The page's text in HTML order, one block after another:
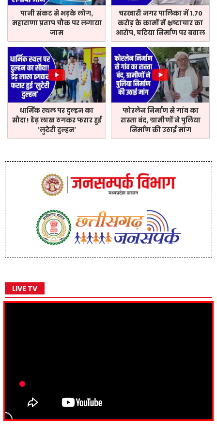
पानी संकट से भड़के लोग,
महाराणा प्रताप चौक पर लगाया
जाम
चरखारी नगर पालिका में 1.70
करोड़ के कामों में भ्रष्टाचार का
आरोप, घटिया निर्माण पर बवाल
धार्मिक स्थल पर दुल्हन का
सौदा! डेढ़ लाख ठगकर फरार हुई
‘लुटेरी दुल्हन’
फोरलेन निर्माण से गांव का
रास्ता बंद, ग्रामीणों ने पुलिया
निर्माण की उठाई मांग
LIVE TV